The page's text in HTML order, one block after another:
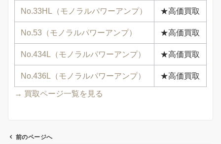
No.33HL（モノラルパワーアンプ） ★高価買取
No.53（モノラルパワーアンプ） ★高価買取
No.434L（モノラルパワーアンプ） ★高価買取
No.436L（モノラルパワーアンプ） ★高価買取
→ 買取ページ一覧を見る
前のページへ